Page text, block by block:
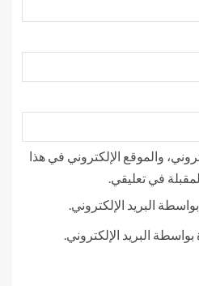
والموقع الإلكتروني في هذا
في تعليقي.
البريد الإلكتروني.
البريد الإلكتروني.